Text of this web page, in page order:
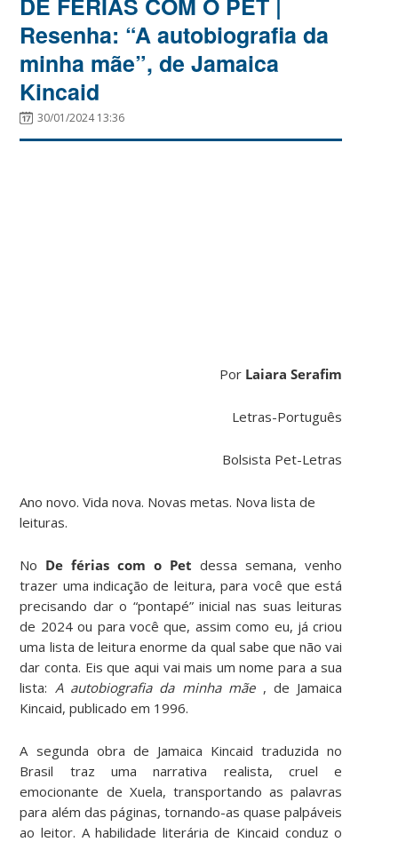
Resenha: “A autobiografia da
minha mãe”, de Jamaica
Kincaid
30/01/2024 13:36
Por Laiara Serafim
Letras-Português
Bolsista Pet-Letras
Ano novo. Vida nova. Novas metas. Nova lista de
leituras.
No De férias com o Pet dessa semana, venho
trazer uma indicação de leitura, para você que está
precisando dar o “pontapé” inicial nas suas leituras
de 2024 ou para você que, assim como eu, já criou
uma lista de leitura enorme da qual sabe que não vai
dar conta. Eis que aqui vai mais um nome para a sua
lista: A autobiografia da minha mãe, de Jamaica
Kincaid, publicado em 1996.
A segunda obra de Jamaica Kincaid traduzida no
Brasil traz uma narrativa realista, cruel e
emocionante de Xuela, transportando as palavras
para além das páginas, tornando-as quase palpáveis
ao leitor. A habilidade literária de Kincaid conduz o